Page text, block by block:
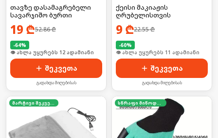
თავზე დასამაგრებელი
სავარჯიშო ბურთი
19 ₾52.86₾
-64%
🛒 ბოლო 24სთ-ში იყიდა 19-მა
შეკვეთა
გადახდა მიღებისას
ქეისი მაკიაჟის
ღრუბელისთვის
9 ₾22.55₾
-60%
🛒 ბოლო 24სთ-ში იყიდა 14-მა
შეკვეთა
გადახდა მიღებისას
მარტივი შეკვეთა სწრაფი მიწოდება